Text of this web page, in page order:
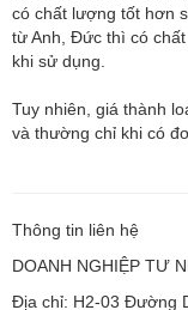
có chất lượng tốt hơn
từ Anh, Đức thì có
khi sử dụng.
Tuy nhiên, giá thành
và thường chỉ khi có
Thông tin liên hệ
DOANH NGHIỆP TƯ
Địa chỉ: H2-03 Đường